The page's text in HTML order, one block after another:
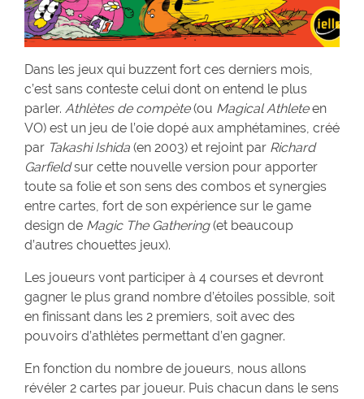
Dans les jeux qui buzzent fort ces derniers mois,
c’est sans conteste celui dont on entend le plus
parler. Athlètes de compète(ou Magical Athleteen
VO) est un jeu de l’oie dopé aux amphétamines, créé
par Takashi Ishida (en 2003) et rejoint par Richard
Garfieldsur cette nouvelle version pour apporter
toute sa folie et son sens des combos et synergies
entre cartes, fort de son expérience sur le game
design de Magic The Gathering(et beaucoup
d’autres chouettes jeux).
Les joueurs vont participer à 4 courses et devront
gagner le plus grand nombre d’étoiles possible, soit
en finissant dans les 2 premiers, soit avec des
pouvoirs d’athlètes permettant d’en gagner.
En fonction du nombre de joueurs, nous allons
révéler 2 cartes par joueur. Puis chacun dans le sens